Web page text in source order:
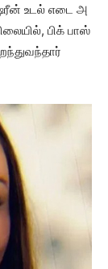
உடல் எடை அ
பிக் பாஸ்